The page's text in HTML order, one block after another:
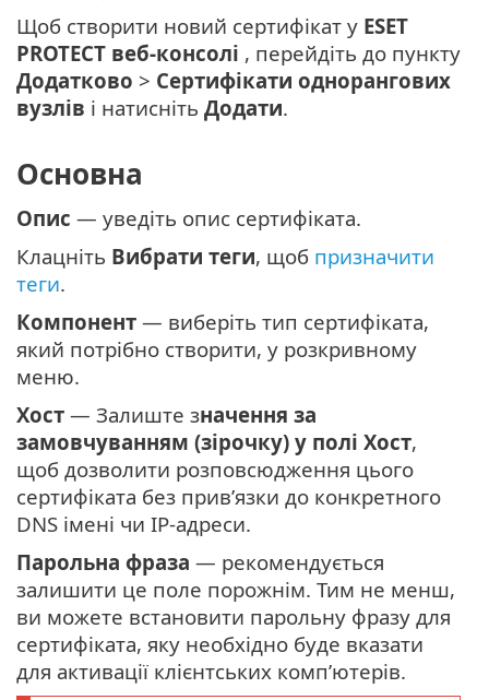
Щоб створити новий сертифікат у ESET
PROTECT веб-консолі , перейдіть до пункту
Додатково > Сертифікати однорангових
вузлів і натисніть Додати.
Основна
Опис — уведіть опис сертифіката.
Клацніть Вибрати теги, щоб призначити
теги.
Компонент — виберіть тип сертифіката,
який потрібно створити, у розкривному
меню.
Хост — Залиште значення за
замовчуванням (зірочку) у полі Хост,
щоб дозволити розповсюдження цього
сертифіката без прив’язки до конкретного
DNS імені чи IP-адреси.
Парольна фраза — рекомендується
залишити це поле порожнім. Тим не менш,
ви можете встановити парольну фразу для
сертифіката, яку необхідно буде вказати
для активації клієнтських комп’ютерів.